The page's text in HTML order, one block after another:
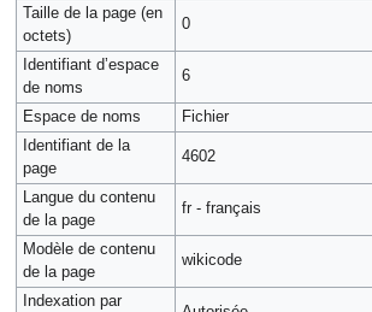
Taille de la page (en
octets)
0
Identifiant dʼespace
de noms
6
Espace de noms
Fichier
Identifiant de la
page
4602
Langue du contenu
de la page
fr - français
Modèle de contenu
de la page
wikicode
Indexation par